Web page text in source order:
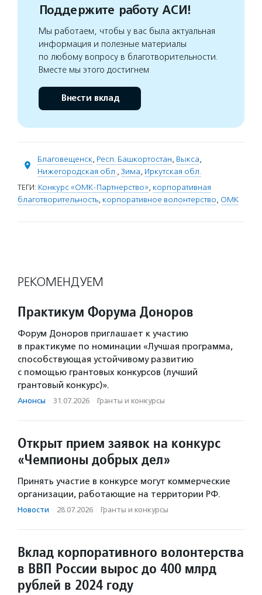
Поддержите работу АСИ!
Мы работаем, чтобы у вас была актуальная
информация и полезные материалы
по любому вопросу в благотворительности.
Вместе мы этого достигнем
Внести вклад
Благовещенск, Респ. Башкортостан, Выкса,
Нижегородская обл., Зима, Иркутская обл.
ТЕГИ: Конкурс «ОМК-Партнерство», корпоративная
благотворительность, корпоративное волонтерство, ОМК
РЕКОМЕНДУЕМ
Практикум Форума Доноров
Форум Доноров приглашает к участию
в практикуме по номинации «Лучшая программа,
способствующая устойчивому развитию
с помощью грантовых конкурсов (лучший
грантовый конкурс)».
Анонсы · 31.07.2026 · Гранты и конкурсы
Открыт прием заявок на конкурс
«Чемпионы добрых дел»
Принять участие в конкурсе могут коммерческие
организации, работающие на территории РФ.
Новости · 28.07.2026 · Гранты и конкурсы
Вклад корпоративного волонтерства
в ВВП России вырос до 400 млрд
рублей в 2024 году